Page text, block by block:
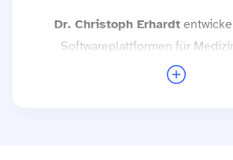
Dr. Christoph Erhardt
Softwareplattformen für
Basis von Open-Source-